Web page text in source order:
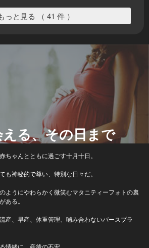
っと見る （ 41 件 ）
る、その日まで
ちゃんとともに過ごす十月十日。
も神秘的で尊い、特別な日々だ。
ようにやわらかく微笑むマタニティーフォトの裏
ある。
産、早産、体重管理、噛み合わないバースプラ